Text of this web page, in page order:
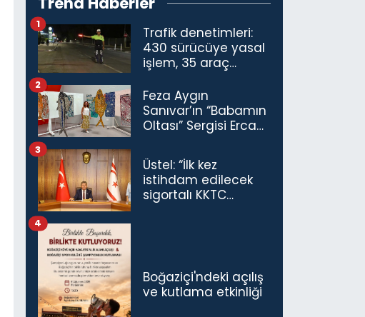
Trafik denetimleri:
430 sürücüye yasal
işlem, 35 araç
1
Feza Aygın
Sanıvar’ın “Babamın
Oltası” Sergisi Ercan
Açıldı
2
Üstel: “İlk kez
istihdam edilecek
sigortalı KKTC
3
Boğaziçi'ndeki açılış
ve kutlama etkinliği
4